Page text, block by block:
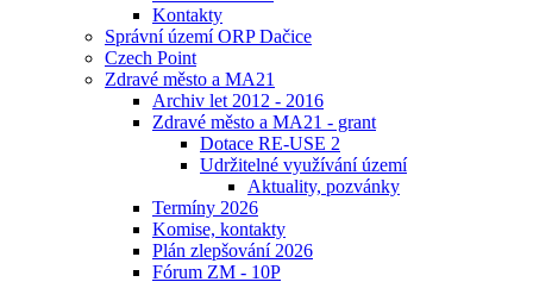
Kontakty
Správní území ORP Dačice
Czech Point
Zdravé město a MA21
Archiv let 2012 - 2016
Zdravé město a MA21 - grant
Dotace RE-USE 2
Udržitelné využívání území
Aktuality, pozvánky
Termíny 2026
Komise, kontakty
Plán zlepšování 2026
Fórum ZM - 10P